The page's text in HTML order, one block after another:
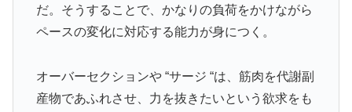
だ。そうすることで、かなりの負荷をかけながら
ペースの変化に対応する能力が身につく。
オーバーセクションや “サージ “は、筋肉を代謝副
産物であふれさせ、力を抜きたいという欲求をも